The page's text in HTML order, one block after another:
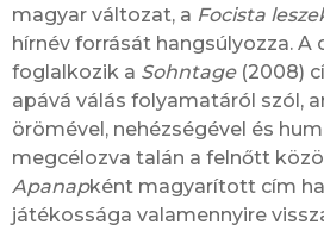
magyar változat, a Focista
hírnév forrását hangsúlyozza. A
foglalkozik a Sohntage(2008)
apává válás folyamatáról szól,
örömével, nehézségével és
megcélozva talán a felnőtt
Apanapként magyarított cím
játékossága valamennyire